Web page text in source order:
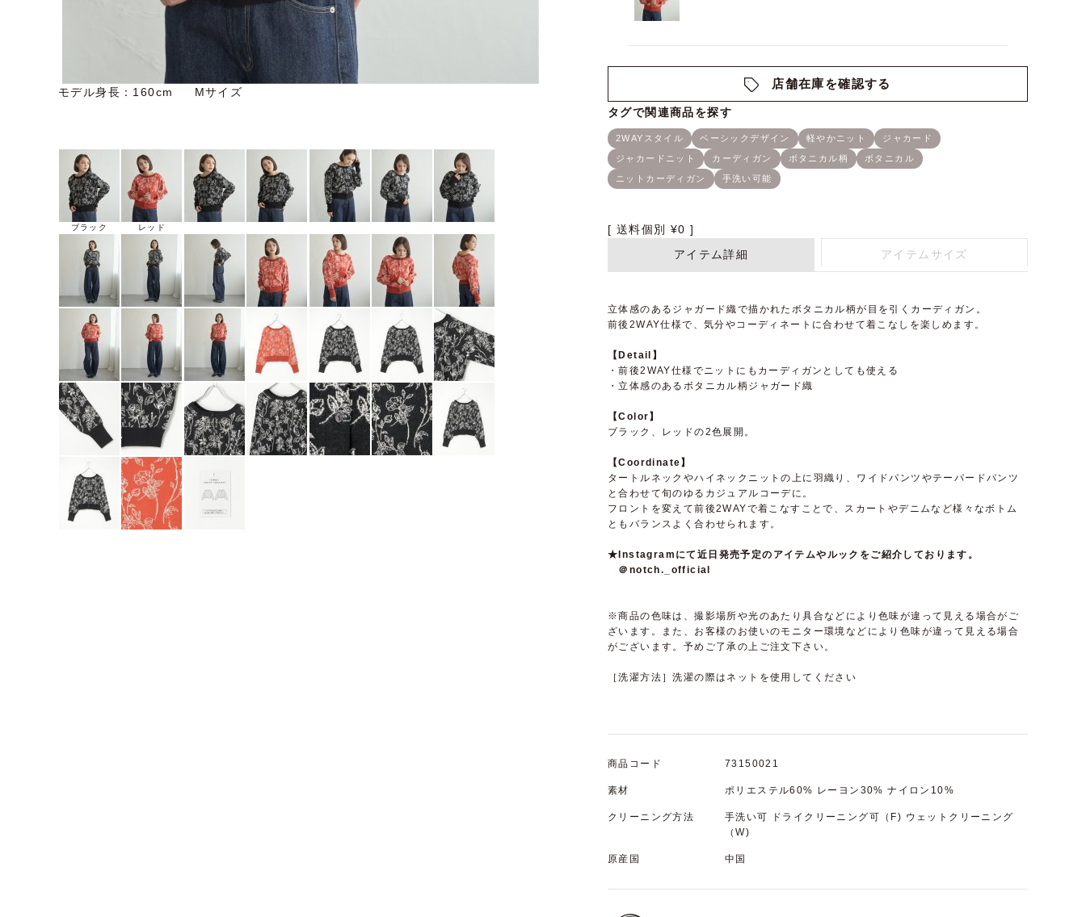
モデル身長：160cm Mサイズ
ブラック レッド
店舗在庫を確認する
送料個別 ¥0
アイテム詳細
アイテムサイズ
立体感のあるジャガード織で描かれたボタニカル柄が目を引くカーディガン。
前後2WAY仕様で、気分やコーディネートに合わせて着こなしを楽しめます。
【Detail】
・前後2WAY仕様でニットにもカーディガンとしても使える
・立体感のあるボタニカル柄ジャガード織
【Color】
ブラック、レッドの2色展開。
【Coordinate】
タートルネックやハイネックニットの上に羽織り、ワイドパンツやテーパードパンツ
と合わせて旬のゆるカジュアルコーデに。
フロントを変えて前後2WAYで着こなすことで、スカートやデニムなど様々なボトム
ともバランスよく合わせられます。
★Instagramにて近日発売予定のアイテムやルックをご紹介しております。
＠notch._official
※商品の色味は、撮影場所や光のあたり具合などにより色味が違って見える場合がご
ざいます。また、お客様のお使いのモニター環境などにより色味が違って見える場合
がございます。予めご了承の上ご注文下さい。
［洗濯方法］洗濯の際はネットを使用してください
商品コード 73150021
素材 ポリエステル60% レーヨン30% ナイロン10%
クリーニング方法
手洗い可 ドライクリーニング可（F) ウェットクリーニング
（W)
原産国 中国